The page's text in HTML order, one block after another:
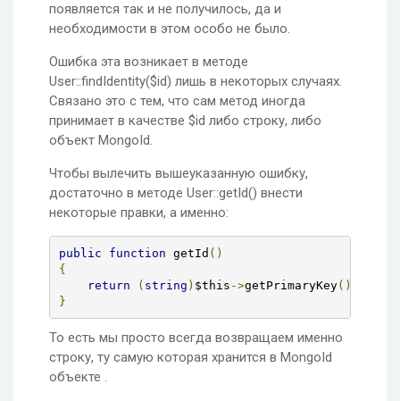
появляется так и не получилось, да и
необходимости в этом особо не было.
Ошибка эта возникает в методе
User::findIdentity($id) лишь в некоторых случаях.
Связано это с тем, что сам метод иногда
принимает в качестве $id либо строку, либо
объект MongoId.
Чтобы вылечить вышеуказанную ошибку,
достаточно в методе User::getId() внести
некоторые правки, а именно:
public function getId ()
{
return
( string ) $this ->getPrimaryKey();
}
То есть мы просто всегда возвращаем именно
строку, ту самую которая хранится в MongoId
объекте .